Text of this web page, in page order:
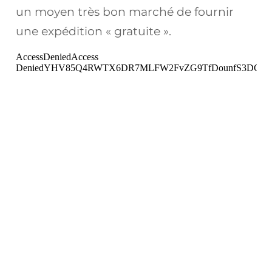
un moyen très bon marché de fournir
une expédition « gratuite ».